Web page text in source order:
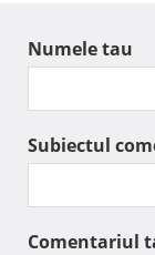
Numele tau
Subiectul
Comentariul